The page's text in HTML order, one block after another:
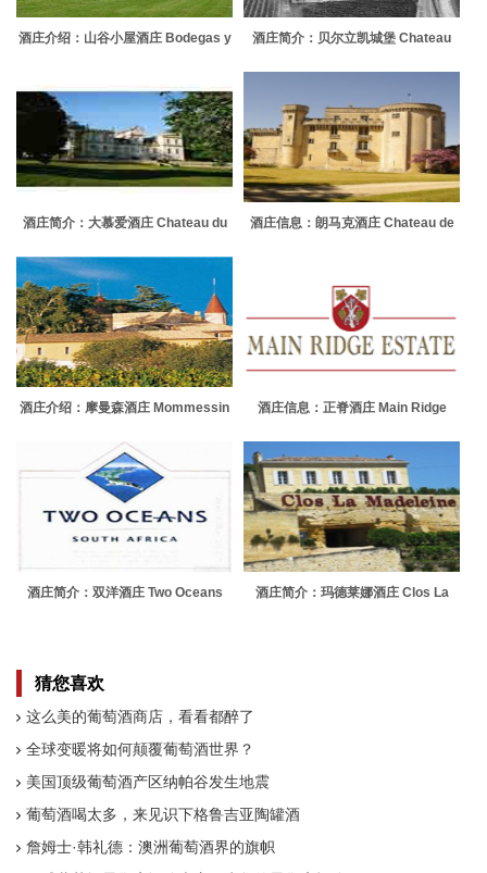
酒庄介绍：山谷小屋酒庄 Bodegas y
酒庄简介：贝尔立凯城堡 Chateau
酒庄简介：大慕爱酒庄 Chateau du
酒庄信息：朗马克酒庄 Chateau de
酒庄介绍：摩曼森酒庄 Mommessin
酒庄信息：正脊酒庄 Main Ridge
酒庄简介：双洋酒庄 Two Oceans
酒庄简介：玛德莱娜酒庄 Clos La
猜您喜欢
这么美的葡萄酒商店，看看都醉了
全球变暖将如何颠覆葡萄酒世界？
美国顶级葡萄酒产区纳帕谷发生地震
葡萄酒喝太多，来见识下格鲁吉亚陶罐酒
詹姆士·韩礼德：澳洲葡萄酒界的旗帜